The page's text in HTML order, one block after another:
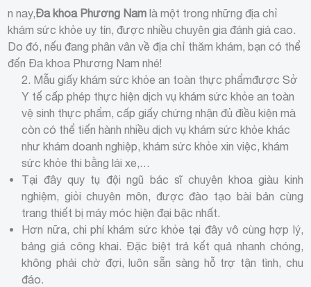
n nay,Đa khoa Phương Nam là một trong những địa chỉ
khám sức khỏe uy tín, được nhiều chuyên gia đánh giá cao.
Do đó, nếu đang phân vân về địa chỉ thăm khám, bạn có thể
đến Đa khoa Phương Nam nhé!
2. Mẫu giấy khám sức khỏe an toàn thực phẩmđược Sở
Y tế cấp phép thực hiện dịch vụ khám sức khỏe an toàn
vệ sinh thực phẩm, cấp giấy chứng nhận đủ điều kiện mà
còn có thể tiến hành nhiều dịch vụ khám sức khỏe khác
như khám doanh nghiệp, khám sức khỏe xin việc, khám
sức khỏe thi bằng lái xe,…
Tại đây quy tụ đội ngũ bác sĩ chuyên khoa giàu kinh
nghiệm, giỏi chuyên môn, được đào tạo bài bản cùng
trang thiết bị máy móc hiện đại bậc nhất.
Hơn nữa, chi phí khám sức khỏe tại đây vô cùng hợp lý,
bảng giá công khai. Đặc biệt trả kết quả nhanh chóng,
không phải chờ đợi, luôn sẵn sàng hỗ trợ tận tình, chu
đáo.